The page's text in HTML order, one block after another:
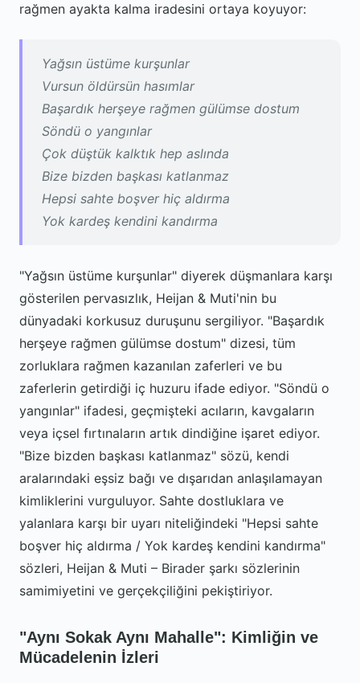
rağmen ayakta kalma iradesini ortaya koyuyor:
Yağsın üstüme kurşunlar
Vursun öldürsün hasımlar
Başardık herşeye rağmen gülümse dostum
Söndü o yangınlar
Çok düştük kalktık hep aslında
Bize bizden başkası katlanmaz
Hepsi sahte boşver hiç aldırma
Yok kardeş kendini kandırma
"Yağsın üstüme kurşunlar" diyerek düşmanlara karşı
gösterilen pervasızlık, Heijan & Muti'nin bu
dünyadaki korkusuz duruşunu sergiliyor. "Başardık
herşeye rağmen gülümse dostum" dizesi, tüm
zorluklara rağmen kazanılan zaferleri ve bu
zaferlerin getirdiği iç huzuru ifade ediyor. "Söndü o
yangınlar" ifadesi, geçmişteki acıların, kavgaların
veya içsel fırtınaların artık dindiğine işaret ediyor.
"Bize bizden başkası katlanmaz" sözü, kendi
aralarındaki eşsiz bağı ve dışarıdan anlaşılamayan
kimliklerini vurguluyor. Sahte dostluklara ve
yalanlara karşı bir uyarı niteliğindeki "Hepsi sahte
boşver hiç aldırma / Yok kardeş kendini kandırma"
sözleri, Heijan & Muti – Birader şarkı sözlerinin
samimiyetini ve gerçekçiliğini pekiştiriyor.
"Aynı Sokak Aynı Mahalle": Kimliğin ve
Mücadelenin İzleri